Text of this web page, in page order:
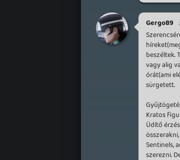
Gergo89
beszéltek.
vagy alig
órát(ami
sürgetett.
Kratos
Üdítő
Sentinels,
szerezni.